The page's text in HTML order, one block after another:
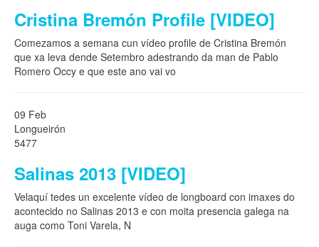
Cristina Bremón Profile [VIDEO]
Comezamos a semana cun vídeo profile de Cristina Bremón
que xa leva dende Setembro adestrando da man de Pablo
Romero Occy e que este ano vai vo
09 Feb
Longueirón
5477
Salinas 2013 [VIDEO]
Velaquí tedes un excelente vídeo de longboard con imaxes do
acontecido no Salinas 2013 e con moita presencia galega na
auga como Toni Varela, N